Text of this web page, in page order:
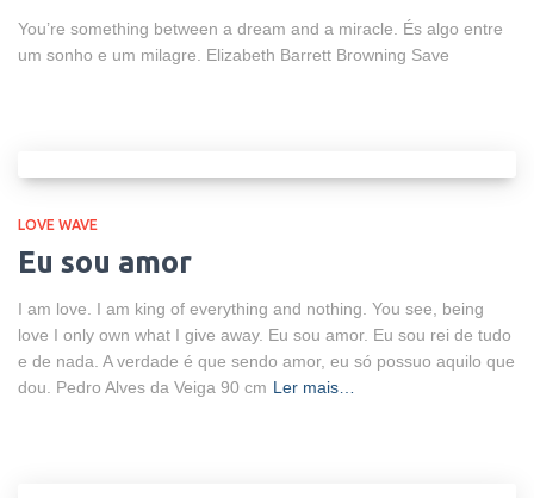
You’re something between a dream and a miracle. És algo entre
um sonho e um milagre. Elizabeth Barrett Browning Save
LOVE WAVE
Eu sou amor
I am love. I am king of everything and nothing. You see, being
love I only own what I give away. Eu sou amor. Eu sou rei de tudo
e de nada. A verdade é que sendo amor, eu só possuo aquilo que
dou. Pedro Alves da Veiga 90 cm Ler mais…